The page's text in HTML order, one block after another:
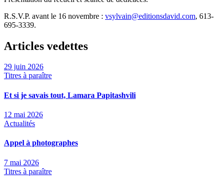
R.S.V.P. avant le 16 novembre : vsylvain@editionsdavid.com, 613-
695-3339.
Articles vedettes
29 juin 2026
Titres à paraître
Et si je savais tout, Lamara Papitashvili
12 mai 2026
Actualités
Appel à photographes
7 mai 2026
Titres à paraître